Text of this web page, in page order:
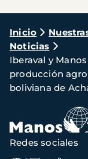
Ruta
de
Inicio
Noticias
Iberaval y
producción
boliviana de
Redes sociales